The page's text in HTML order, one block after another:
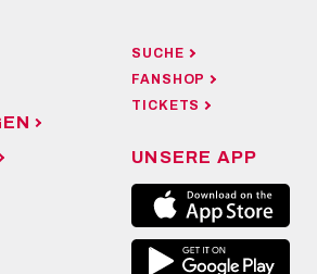
SUCHE
FANSHOP
TICKETS
UNSERE APP